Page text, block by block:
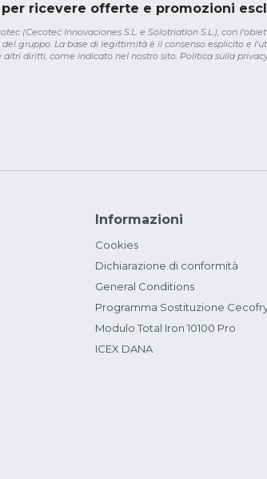
ricevere offerte e promozioni
(Cecotec Innovaciones S.L. e Solotriatlon S.L.), con
gruppo. La base di legittimità è il consenso esplicito e
diritti, come indicato nel nostro sito. Politica sulla
Informazioni
Cookies
Dichiarazione di conformità
General Conditions
Programma Sostituzione
Modulo Total Iron 10100 Pro
ICEX DANA